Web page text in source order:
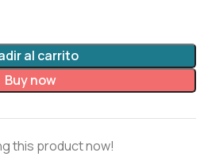
al carrito
Buy now
this product now!